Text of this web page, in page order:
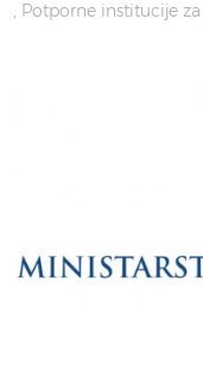
Potporne institucije